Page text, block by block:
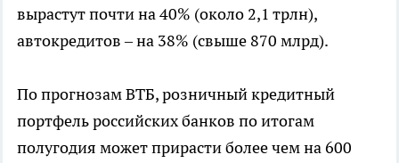
вырастут почти на 40% (около 2,1 трлн),
автокредитов – на 38% (свыше 870 млрд).
По прогнозам ВТБ, розничный кредитный
портфель российских банков по итогам
полугодия может прирасти более чем на 600